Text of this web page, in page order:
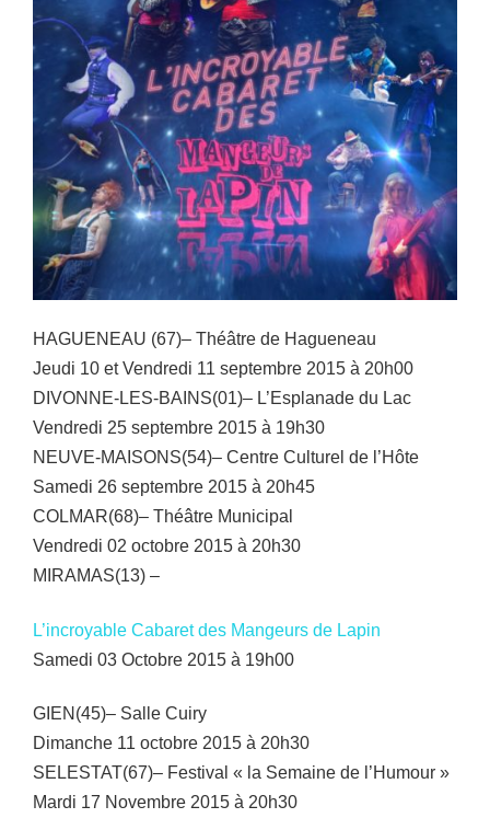
HAGUENEAU (67)– Théâtre de Hagueneau
Jeudi 10 et Vendredi 11 septembre 2015 à 20h00
DIVONNE-LES-BAINS(01)– L’Esplanade du Lac
Vendredi 25 septembre 2015 à 19h30
NEUVE-MAISONS(54)– Centre Culturel de l’Hôte
Samedi 26 septembre 2015 à 20h45
COLMAR(68)– Théâtre Municipal
Vendredi 02 octobre 2015 à 20h30
MIRAMAS(13) –
L’incroyable Cabaret des Mangeurs de Lapin
Samedi 03 Octobre 2015 à 19h00
GIEN(45)– Salle Cuiry
Dimanche 11 octobre 2015 à 20h30
SELESTAT(67)– Festival « la Semaine de l’Humour »
Mardi 17 Novembre 2015 à 20h30